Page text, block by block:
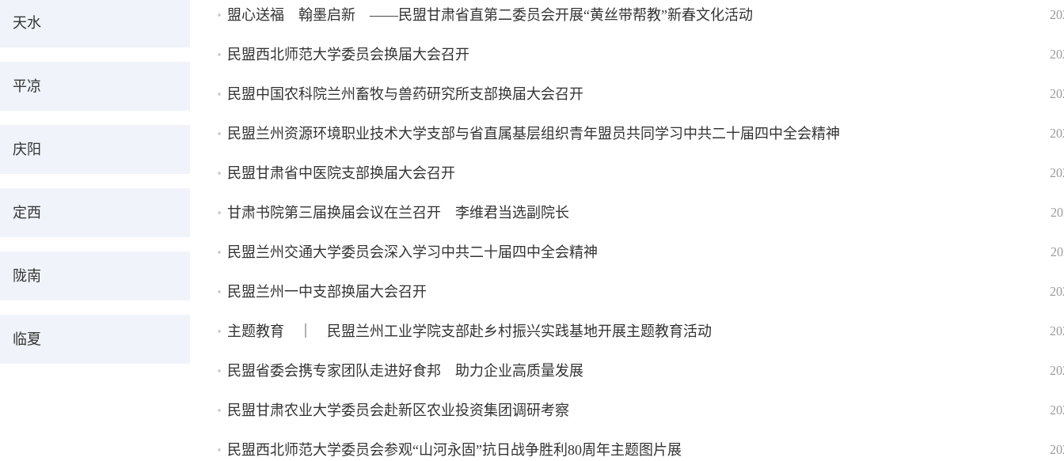
天水
平凉
庆阳
定西
陇南
临夏
盟心送福 翰墨启新 ——民盟甘肃省直第二委员会开展“黄丝带帮教”新春文化活动
民盟西北师范大学委员会换届大会召开
民盟中国农科院兰州畜牧与兽药研究所支部换届大会召开
民盟兰州资源环境职业技术大学支部与省直属基层组织青年盟员共同学习中共二十届四中全会精神
民盟甘肃省中医院支部换届大会召开
甘肃书院第三届换届会议在兰召开 李维君当选副院长
民盟兰州交通大学委员会深入学习中共二十届四中全会精神
民盟兰州一中支部换届大会召开
主题教育 ｜ 民盟兰州工业学院支部赴乡村振兴实践基地开展主题教育活动
民盟省委会携专家团队走进好食邦 助力企业高质量发展
民盟甘肃农业大学委员会赴新区农业投资集团调研考察
民盟西北师范大学委员会参观“山河永固”抗日战争胜利80周年主题图片展